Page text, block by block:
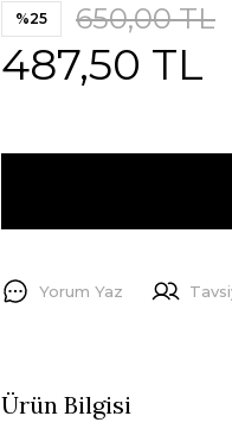
%25 650,00 TL
487,50 TL
Yorum Yaz
Ürün Bilgisi